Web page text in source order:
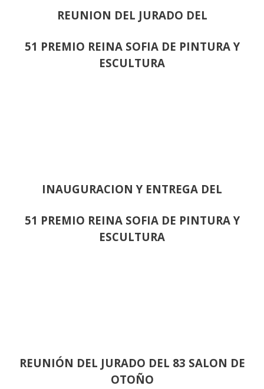
REUNION DEL JURADO DEL
51 PREMIO REINA SOFIA DE PINTURA Y
ESCULTURA
INAUGURACION Y ENTREGA DEL
51 PREMIO REINA SOFIA DE PINTURA Y
ESCULTURA
REUNIÓN DEL JURADO DEL 83 SALON DE
OTOÑO